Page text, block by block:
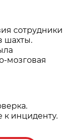
сотрудники
шахты.
мозговая
инциденту.